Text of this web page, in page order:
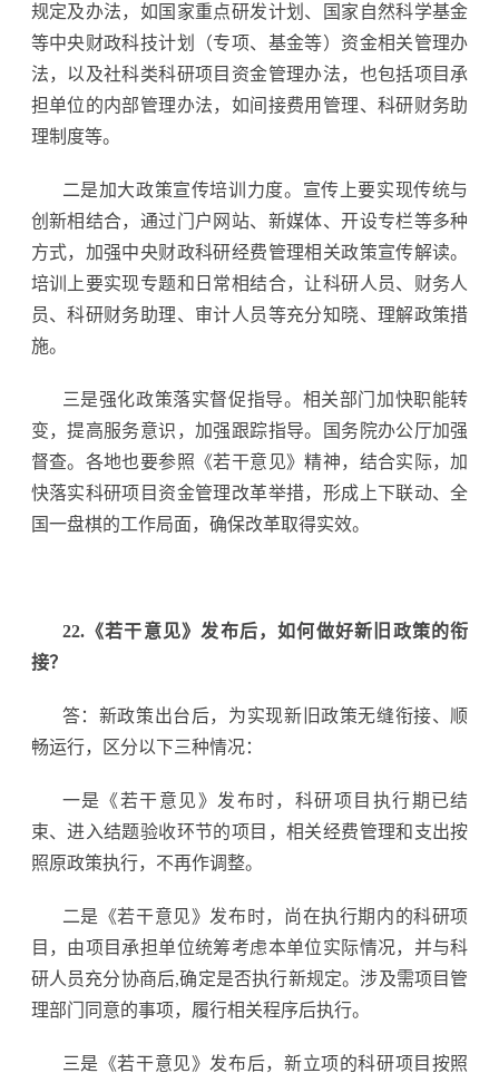
规定及办法，如国家重点研发计划、国家自然科学基金
等中央财政科技计划（专项、基金等）资金相关管理办
法，以及社科类科研项目资金管理办法，也包括项目承
担单位的内部管理办法，如间接费用管理、科研财务助
理制度等。
二是加大政策宣传培训力度。宣传上要实现传统与
创新相结合，通过门户网站、新媒体、开设专栏等多种
方式，加强中央财政科研经费管理相关政策宣传解读。
培训上要实现专题和日常相结合，让科研人员、财务人
员、科研财务助理、审计人员等充分知晓、理解政策措
施。
三是强化政策落实督促指导。相关部门加快职能转
变，提高服务意识，加强跟踪指导。国务院办公厅加强
督查。各地也要参照《若干意见》精神，结合实际，加
快落实科研项目资金管理改革举措，形成上下联动、全
国一盘棋的工作局面，确保改革取得实效。
22.《若干意见》发布后，如何做好新旧政策的衔
接？
答：新政策出台后，为实现新旧政策无缝衔接、顺
畅运行，区分以下三种情况：
一是《若干意见》发布时，科研项目执行期已结
束、进入结题验收环节的项目，相关经费管理和支出按
照原政策执行，不再作调整。
二是《若干意见》发布时，尚在执行期内的科研项
目，由项目承担单位统筹考虑本单位实际情况，并与科
研人员充分协商后,确定是否执行新规定。涉及需项目管
理部门同意的事项，履行相关程序后执行。
三是《若干意见》发布后，新立项的科研项目按照